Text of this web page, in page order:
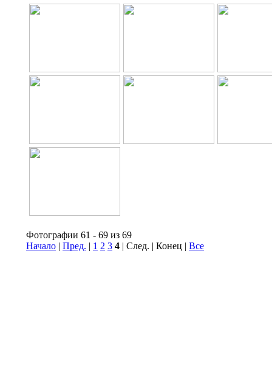
Фотографии 61 - 69 из 69
Начало | Пред. | 1 2 3 4 | След. | Конец | Все